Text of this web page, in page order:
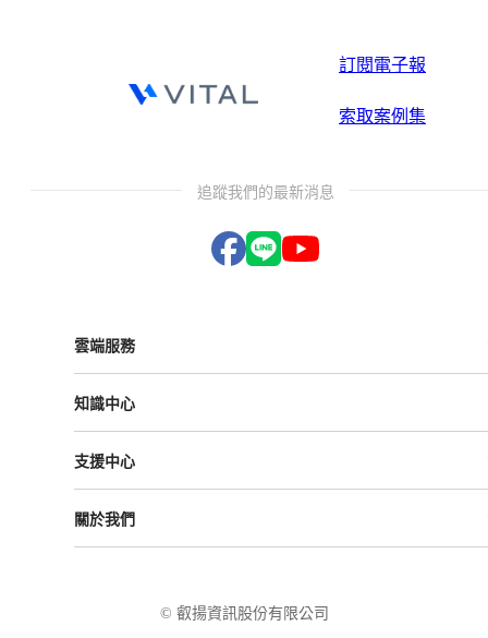
訂閱電子報
索取案例集
追蹤我們的最新消息
雲端服務
Vital NetZero
Vital Finance
Vital OD
知識中心
成功案例
支援中心
解決方案
關於我們
使用條款© 叡揚資訊股份有限公司